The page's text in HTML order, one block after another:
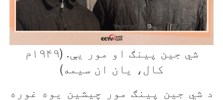
شي جين پينګ او مور يې. (۱۹۴۹م
کال، يان ان سيمه)
د شي جين پينګ مور چيشين يوه غوره